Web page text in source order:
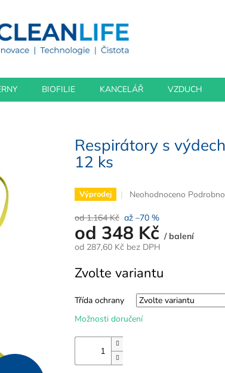
BIOFILIE KANCELÁŘ VZDUCH
Respirátory s
12 ks
Výprodej
Průměrné
produktu
je
0,0
z
hvězdiček.
Neohodnoceno
od 1.164 Kč až –70 %
od 348 Kč / balení
od 287,60 Kč bez DPH
cena:
Zvolte variantu
Třída ochrany
Možnosti doručení